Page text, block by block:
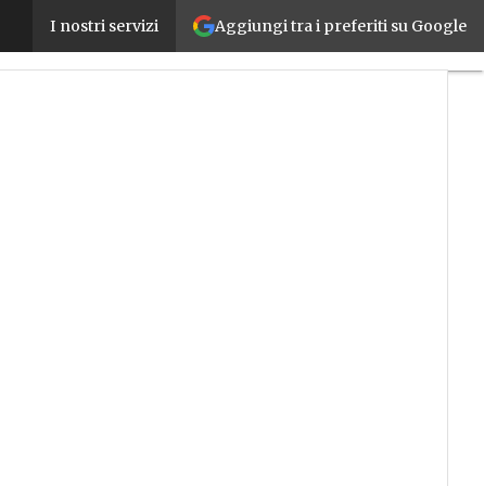
Aggiungi tra i preferiti su Google
I nostri servizi
Gruppo Cimbali sceglie la piattaforma SAP di e-